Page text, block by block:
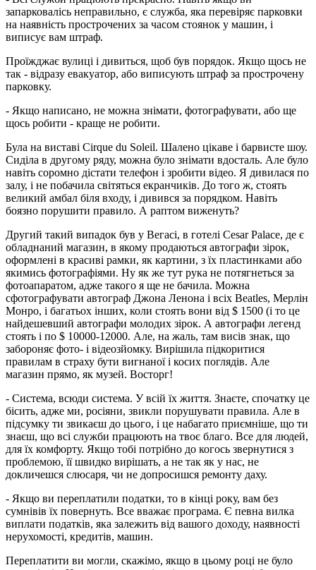
запарковалісь неправильно, є служба, яка перевіряє парковки
на наявність прострочених за часом стоянок у машин, і
виписує вам штраф.
Проїжджає вулиці і дивиться, щоб був порядок. Якщо щось не
так - відразу евакуатор, або виписують штраф за прострочену
парковку.
- Якщо написано, не можна знімати, фотографувати, або ще
щось робити - краще не робити.
Була на виставі Cirque du Soleil. Шалено цікаве і барвисте шоу.
Сиділа в другому ряду, можна було знімати вдосталь. Але було
навіть соромно дістати телефон і зробити відео. Я дивилася по
залу, і не побачила світяться екранчиків. До того ж, стоять
великий амбал біля входу, і дивився за порядком. Навіть
боязно порушити правило. А раптом виженуть?
Другий такий випадок був у Вегасі, в готелі Cesar Palacе, де є
обладнаний магазин, в якому продаються автографи зірок,
оформлені в красиві рамки, як картини, з їх пластинками або
якимись фотографіями. Ну як же тут рука не потягнеться за
фотоапаратом, адже такого я ще не бачила. Можна
сфотографувати автограф Джона Ленона і всіх Beatles, Мерлін
Монро, і багатьох інших, коли стоять вони від $ 1500 (і то це
найдешевший автографи молодих зірок. А автографи легенд
стоять і по $ 10000-12000. Але, на жаль, там висів знак, що
забороняє фото- і відеозйомку. Вирішила підкоритися
правилам в страху бути вигнаної і косих поглядів. Але
магазин прямо, як музей. Восторг!
- Система, всюди система. У всій їх життя. Знаєте, спочатку це
бісить, адже ми, росіяни, звикли порушувати правила. Але в
підсумку ти звикаєш до цього, і це набагато приємніше, що ти
знаєш, що всі служби працюють на твоє благо. Все для людей,
для їх комфорту. Якщо тобі потрібно до когось звернутися з
проблемою, її швидко вирішать, а не так як у нас, не
докличешся слюсаря, чи не допросишся ремонту даху.
- Якщо ви переплатили податки, то в кінці року, вам без
сумнівів їх повернуть. Все вважає програма. Є певна вилка
виплати податків, яка залежить від вашого доходу, наявності
нерухомості, кредитів, машин.
Переплатити ви могли, скажімо, якщо в цьому році не було